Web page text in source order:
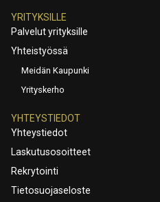
YRITYKSILLE
Palvelut yrityksille
Yhteistyössä
Meidän Kaupunki
Yrityskerho
YHTEYSTIEDOT
Yhteystiedot
Laskutusosoitteet
Rekrytointi
Tietosuojaseloste